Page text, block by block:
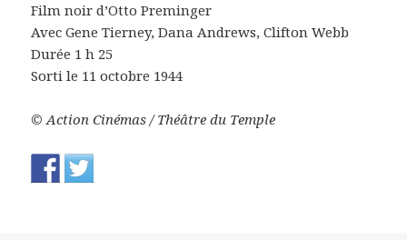
Film noir d’Otto Preminger
Avec Gene Tierney, Dana Andrews, Clifton Webb
Durée 1 h 25
Sorti le 11 octobre 1944
© Action Cinémas / Théâtre du Temple